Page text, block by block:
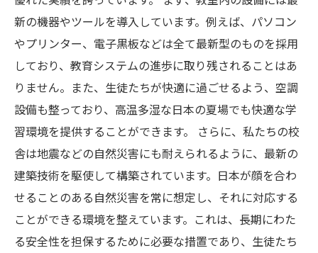
新の機器やツールを導入しています。例えば、パソコン
やプリンター、電子黒板などは全て最新型のものを採用
しており、教育システムの進歩に取り残されることはあ
りません。また、生徒たちが快適に過ごせるよう、空調
設備も整っており、高温多湿な日本の夏場でも快適な学
習環境を提供することができます。 さらに、私たちの校
舎は地震などの自然災害にも耐えられるように、最新の
建築技術を駆使して構築されています。日本が顔を合わ
せることのある自然災害を常に想定し、それに対応する
ことができる環境を整えています。これは、長期にわた
る安全性を担保するために必要な措置であり、生徒たち